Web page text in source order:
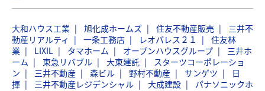
大和ハウス工業 旭化成ホームズ 住友不動産販売
三井不
動産リアルティ
一条工務店 レオパレス２１
住友林
業
LIXIL タマホーム オープンハウスグループ
三井ホ
ーム
東急リバブル 大東建託
スターツコーポレーショ
ン
三井不動産 森ビル 野村不動産 サンゲツ
日
揮
三井不動産レジデンシャル 大成建設
パナソニックホ